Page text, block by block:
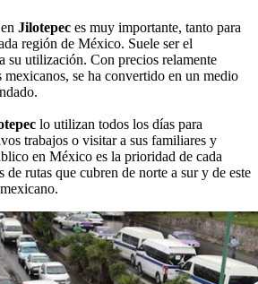
en Jilotepec es muy importante, tanto para
región de México. Suele ser el
su utilización. Con precios relamente
mexicanos, se ha convertido en un medio
lo utilizan todos los días para
trabajos o visitar a sus familiares y
en México es la prioridad de cada
de rutas que cubren de norte a sur y de este